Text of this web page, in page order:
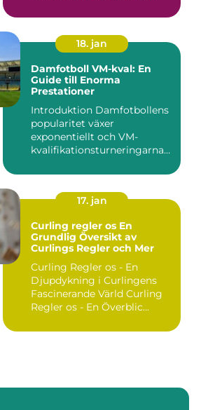
18. jan
Damfotboll VM-kval: En
Guide till Enorma
Prestationer
Introduktion Damfotbollens
popularitet växer
exponentiellt och VM-
kvalifikationsturneringarna
17. jan
Curling regler os En
Grundlig Översikt av
Curlings Regler och Mer
Curling Regler os - En
Djupdykning i Curlingens
Fascinerande Värld Curling
Regler os - En Överblic...